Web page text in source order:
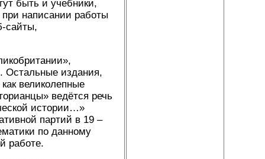
быть и учебники,
написании работы
сайты,
Остальные издания,
великолепные
ведётся речь
истории…»
партий в 19 –
по данному
работе.